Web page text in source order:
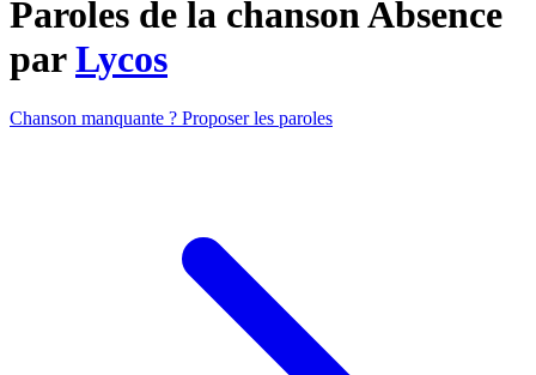
Paroles de la chanson Absence
parLycos
Chanson manquante ? Proposer les paroles